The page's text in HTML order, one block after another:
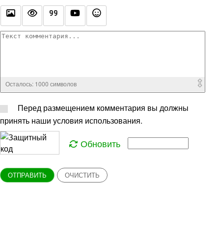
Осталось: 1000 символов
Перед размещением комментария вы должны
принять наши условия использования.
Обновить
ОТПРАВИТЬ ОЧИСТИТЬ